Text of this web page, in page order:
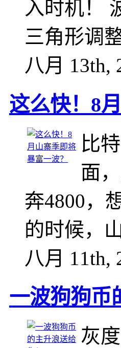
入时机！
三角形调
八月 13th,
这么快！8
比
面
奔4800，
的时候，
八月 11th,
一波狗狗币
灰